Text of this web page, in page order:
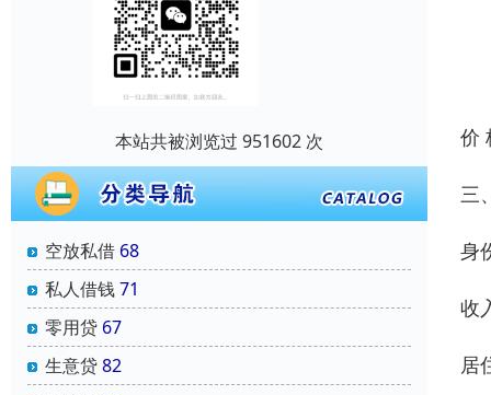
本站共被浏览过 951602 次
空放私借 68
私人借钱71
零用贷 67
生意贷82
价
三
身
收
居